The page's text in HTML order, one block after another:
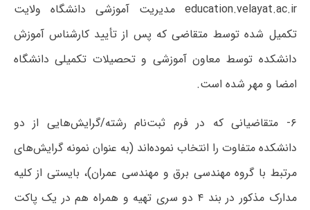
education.velayat.ac.ir مدیریت آموزشی دانشگاه ولایت
تکمیل شده توسط متقاضی که پس از تأیید کارشناس آموزش
دانشکده توسط معاون آموزشی و تحصیلات تکمیلی دانشگاه
امضا و مهر شده است.
۶- متقاضیانی که در فرم ثبت‌نام رشته/گرایش‌هایی از دو
دانشکده متفاوت را انتخاب نموده‌اند (به عنوان نمونه گرایش‌های
مرتبط با گروه مهندسی برق و مهندسی عمران)، بایستی از کلیه
مدارک مذکور در بند ۴ دو سری تهیه و همراه هم در یک پاکت